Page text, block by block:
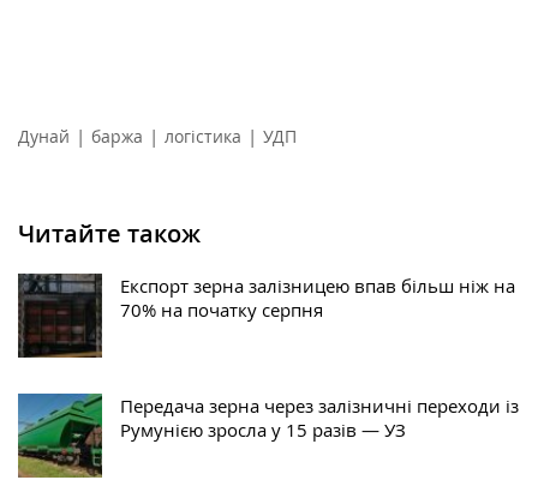
Дунай | баржа | логістика | УДП
Читайте також
Експорт зерна залізницею впав більш ніж на
70% на початку серпня
Передача зерна через залізничні переходи із
Румунією зросла у 15 разів — УЗ